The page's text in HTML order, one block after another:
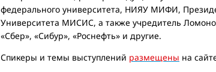
федерального университета, НИЯУ МИФИ,
Университета МИСИС, а также учредитель
«Сбер», «Сибур», «Роснефть» и другие.
Спикеры и темы выступлений размещены на